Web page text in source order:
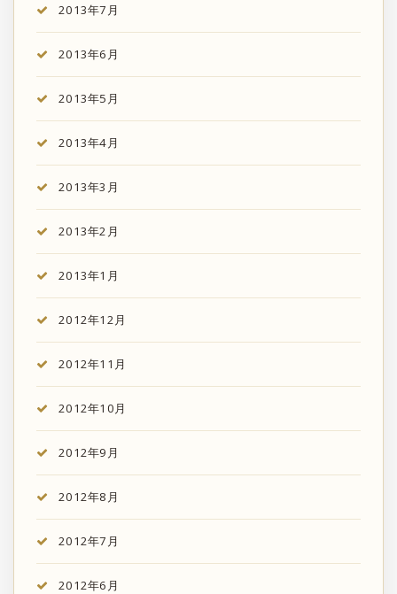
2013年7月
2013年6月
2013年5月
2013年4月
2013年3月
2013年2月
2013年1月
2012年12月
2012年11月
2012年10月
2012年9月
2012年8月
2012年7月
2012年6月